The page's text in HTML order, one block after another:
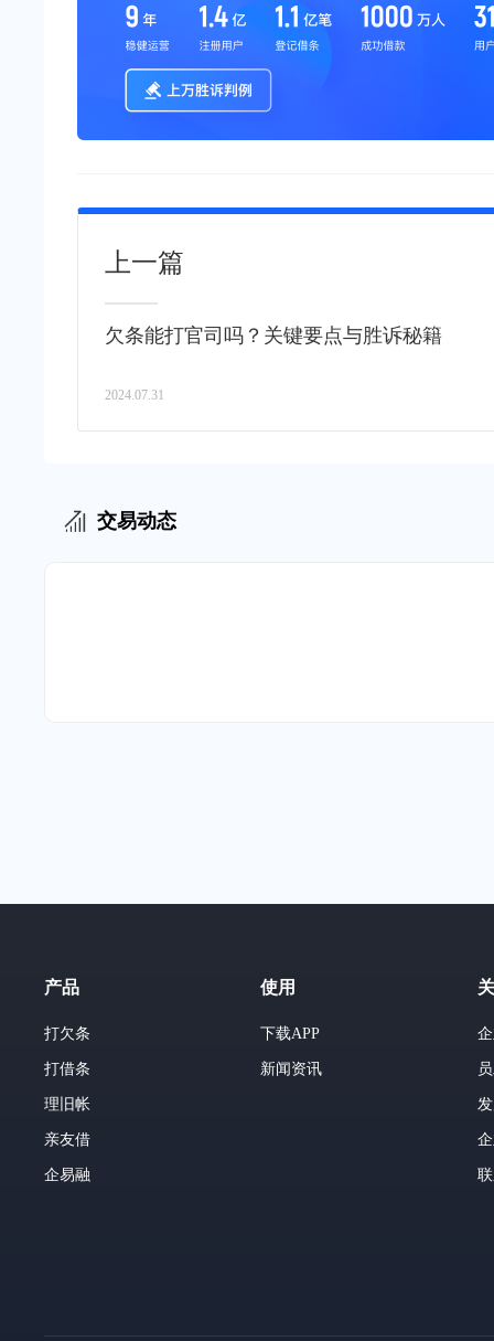
上一篇
欠条能打官司吗？关键要点与胜诉秘籍
2024.07.31
交易动态
产品
打欠条
打借条
理旧帐
亲友借
企易融
使用
下载APP
新闻资讯